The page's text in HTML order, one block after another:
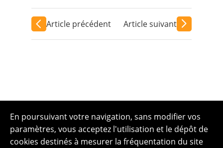
Article précédent Article suivant
En poursuivant votre navigation, sans modifier vos
paramètres, vous acceptez l'utilisation et le dépôt de
cookies destinés à mesurer la fréquentation du site